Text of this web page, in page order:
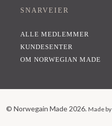
SNARVEIER
ALLE MEDLEMMER
KUNDESENTER
OM NORWEGIAN MADE
© Norwegain Made 2026. Made by